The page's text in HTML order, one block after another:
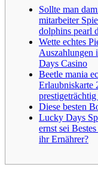
Sollte man
mitarbeiter
dolphins pearl
Wette echtes
Auszahlungen
Days Casino
Beetle mania
Erlaubniskarte
Diese besten
Lucky Days
ernst sei
ihr Ernährer?